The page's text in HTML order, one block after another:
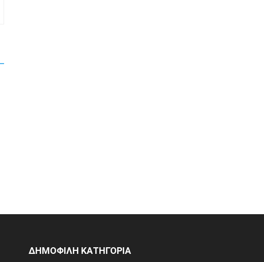
ΔΗΜΟΦΙΛΗ ΚΑΤΗΓΟΡΙΑ